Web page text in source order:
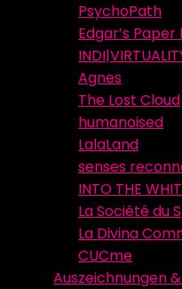
PsychoPath
Edgar’s
Agnes
The Lost Cloud
humanoised
LalaLand
senses
INTO THE
La Société du
La Divina
CUCme
Auszeichnungen